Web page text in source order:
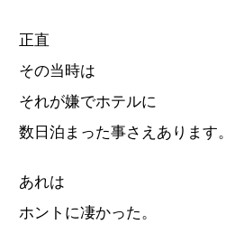
正直
その当時は
それが嫌でホテルに
数日泊まった事さえあります。
あれは
ホントに凄かった。